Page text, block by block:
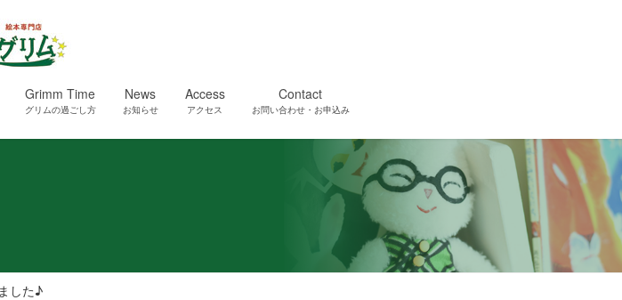
Grimm Time
グリムの過ごし方
News
お知らせ
Access
アクセス
Contact
お問い合わせ・お申込み
した♪